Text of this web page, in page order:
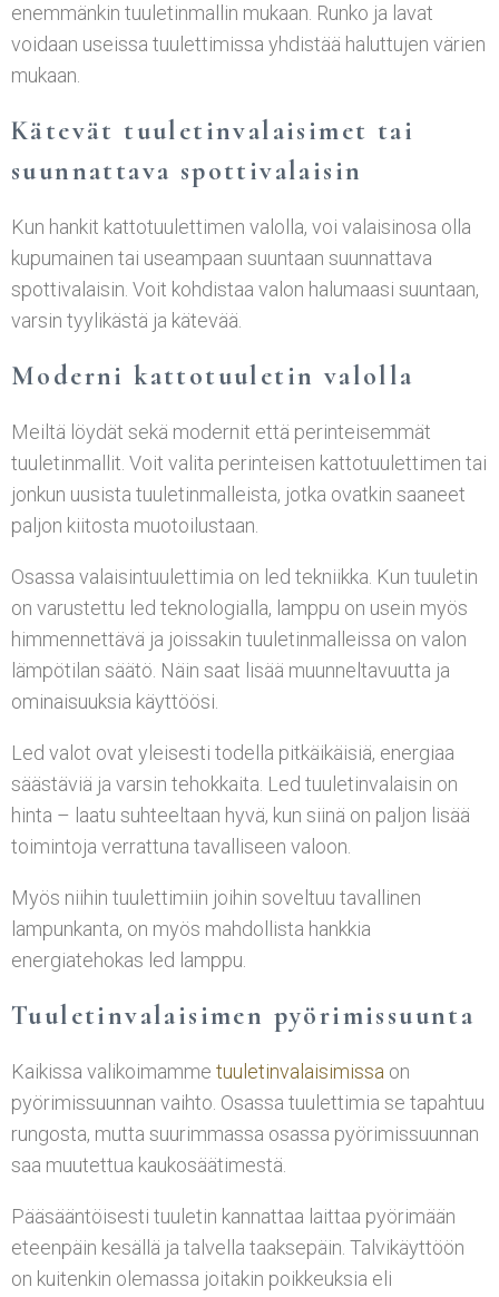
enemmänkin tuuletinmallin mukaan. Runko ja lavat
voidaan useissa tuulettimissa yhdistää haluttujen värien
mukaan.
Kätevät tuuletinvalaisimet tai
suunnattava spottivalaisin
Kun hankit kattotuulettimen valolla, voi valaisinosa olla
kupumainen tai useampaan suuntaan suunnattava
spottivalaisin. Voit kohdistaa valon halumaasi suuntaan,
varsin tyylikästä ja kätevää.
Moderni kattotuuletin valolla
Meiltä löydät sekä modernit että perinteisemmät
tuuletinmallit. Voit valita perinteisen kattotuulettimen tai
jonkun uusista tuuletinmalleista, jotka ovatkin saaneet
paljon kiitosta muotoilustaan.
Osassa valaisintuulettimia on led tekniikka. Kun tuuletin
on varustettu led teknologialla, lamppu on usein myös
himmennettävä ja joissakin tuuletinmalleissa on valon
lämpötilan säätö. Näin saat lisää muunneltavuutta ja
ominaisuuksia käyttöösi.
Led valot ovat yleisesti todella pitkäikäisiä, energiaa
säästäviä ja varsin tehokkaita. Led tuuletinvalaisin on
hinta – laatu suhteeltaan hyvä, kun siinä on paljon lisää
toimintoja verrattuna tavalliseen valoon.
Myös niihin tuulettimiin joihin soveltuu tavallinen
lampunkanta, on myös mahdollista hankkia
energiatehokas led lamppu.
Tuuletinvalaisimen pyörimissuunta
Kaikissa valikoimamme tuuletinvalaisimissa on
pyörimissuunnan vaihto. Osassa tuulettimia se tapahtuu
rungosta, mutta suurimmassa osassa pyörimissuunnan
saa muutettua kaukosäätimestä.
Pääsääntöisesti tuuletin kannattaa laittaa pyörimään
eteenpäin kesällä ja talvella taaksepäin. Talvikäyttöön
on kuitenkin olemassa joitakin poikkeuksia eli